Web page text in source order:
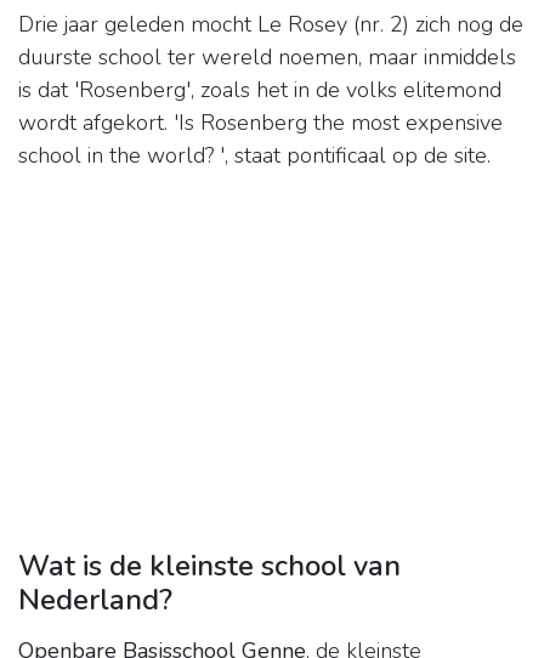
Drie jaar geleden mocht Le Rosey (nr. 2) zich nog de
duurste school ter wereld noemen, maar inmiddels
is dat 'Rosenberg', zoals het in de volks elitemond
wordt afgekort. 'Is Rosenberg the most expensive
school in the world? ', staat pontificaal op de site.
Wat is de kleinste school van
Nederland?
Openbare Basisschool Genne, de kleinste